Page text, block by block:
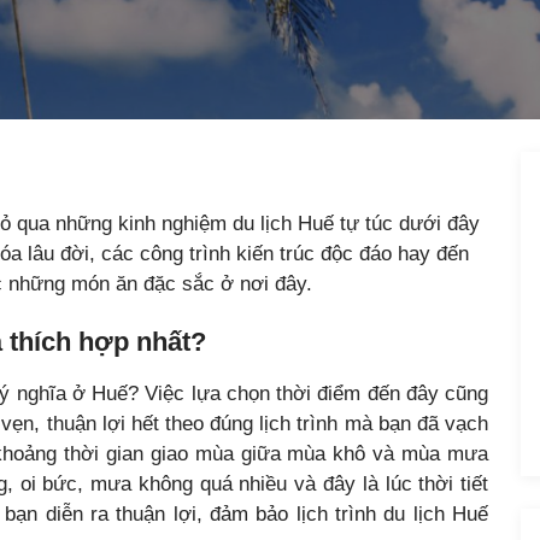
qua những kinh nghiệm du lịch Huế tự túc dưới đây
lâu đời, các công trình kiến trúc độc đáo hay đến
món ăn đặc sắc ở nơi đây.
thích hợp nhất?
nghĩa ở Huế? Việc lựa chọn thời điểm đến đây cũng
thuận lợi hết theo đúng lịch trình mà bạn đã vạch
thời gian giao mùa giữa mùa khô và mùa mưa
oi bức, mưa không quá nhiều và đây là lúc thời tiết
diễn ra thuận lợi, đảm bảo lịch trình du lịch Huế